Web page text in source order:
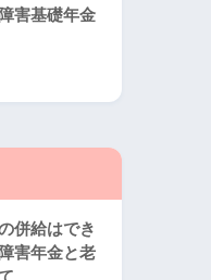
害基礎年金
併給はでき
害年金と老